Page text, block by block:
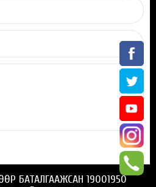
БАТАЛГААЖСАН 19001950